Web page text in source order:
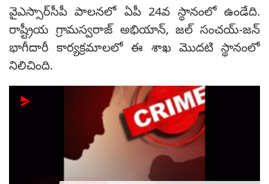
వైఎస్సార్‌సీపీ పాలనలో ఏపీ 24వ స్థానంలో ఉండేది.
రాష్ట్రీయ గ్రామస్వరాజ్ అభియాన్, జల్ సంచయ్-జన్
భాగీదారీ కార్యక్రమాలలో ఈ శాఖ మొదటి స్థానంలో
నిలిచింది.